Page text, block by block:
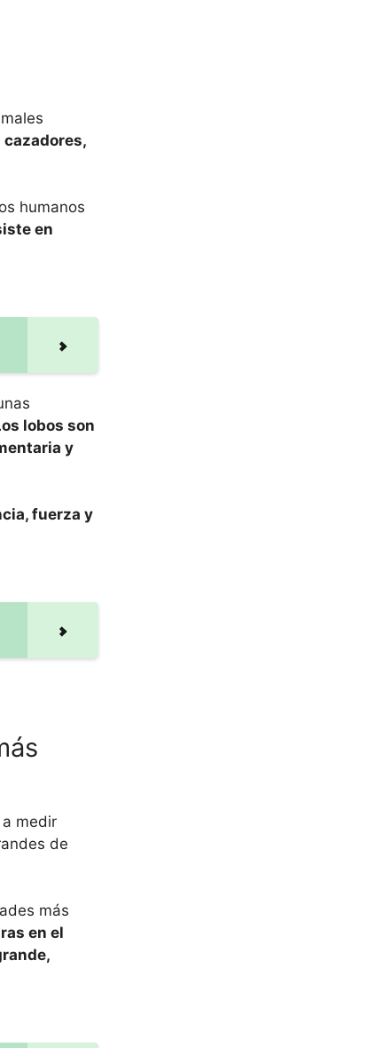
cazadores,
humanos
en
lobos son
y
fuerza y
medir
de
más
en el